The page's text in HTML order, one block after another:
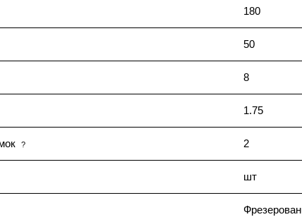
180
50
8
1.75
? 2
шт